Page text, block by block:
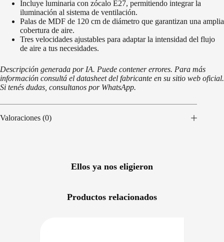
Incluye luminaria con zócalo E27, permitiendo integrar la
iluminación al sistema de ventilación.
Palas de MDF de 120 cm de diámetro que garantizan una amplia
cobertura de aire.
Tres velocidades ajustables para adaptar la intensidad del flujo
de aire a tus necesidades.
Descripción generada por IA. Puede contener errores. Para más
información consultá el datasheet del fabricante en su sitio web oficial.
Si tenés dudas, consultanos por WhatsApp.
Valoraciones (0)
Ellos ya nos eligieron
Productos relacionados